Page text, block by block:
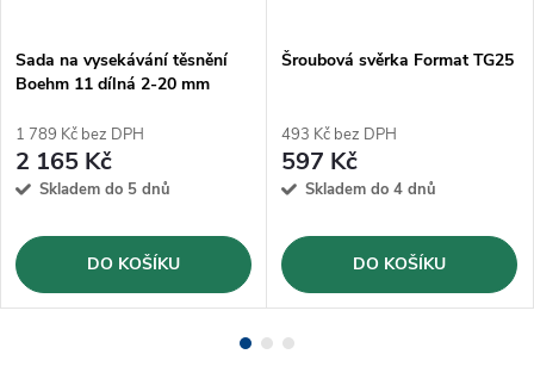
Sada na vysekávání těsnění
Boehm 11 dílná 2-20 mm
1 789 Kč bez DPH
2 165 Kč
Skladem do 5 dnů
DO KOŠÍKU
Šroubová svěrka Format TG25
493 Kč bez DPH
597 Kč
Skladem do 4 dnů
DO KOŠÍKU